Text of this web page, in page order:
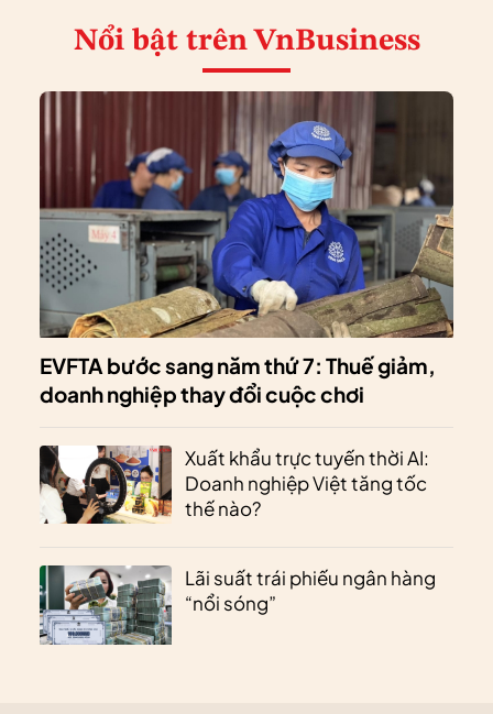
Nổi bật trên VnBusiness
EVFTA bước sang năm thứ 7: Thuế giảm,
doanh nghiệp thay đổi cuộc chơi
Xuất khẩu trực tuyến thời AI:
Doanh nghiệp Việt tăng tốc
thế nào?
Lãi suất trái phiếu ngân hàng
“nổi sóng”